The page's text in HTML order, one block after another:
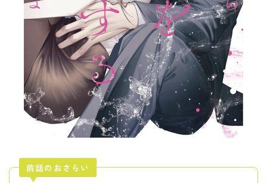
前話のおさらい